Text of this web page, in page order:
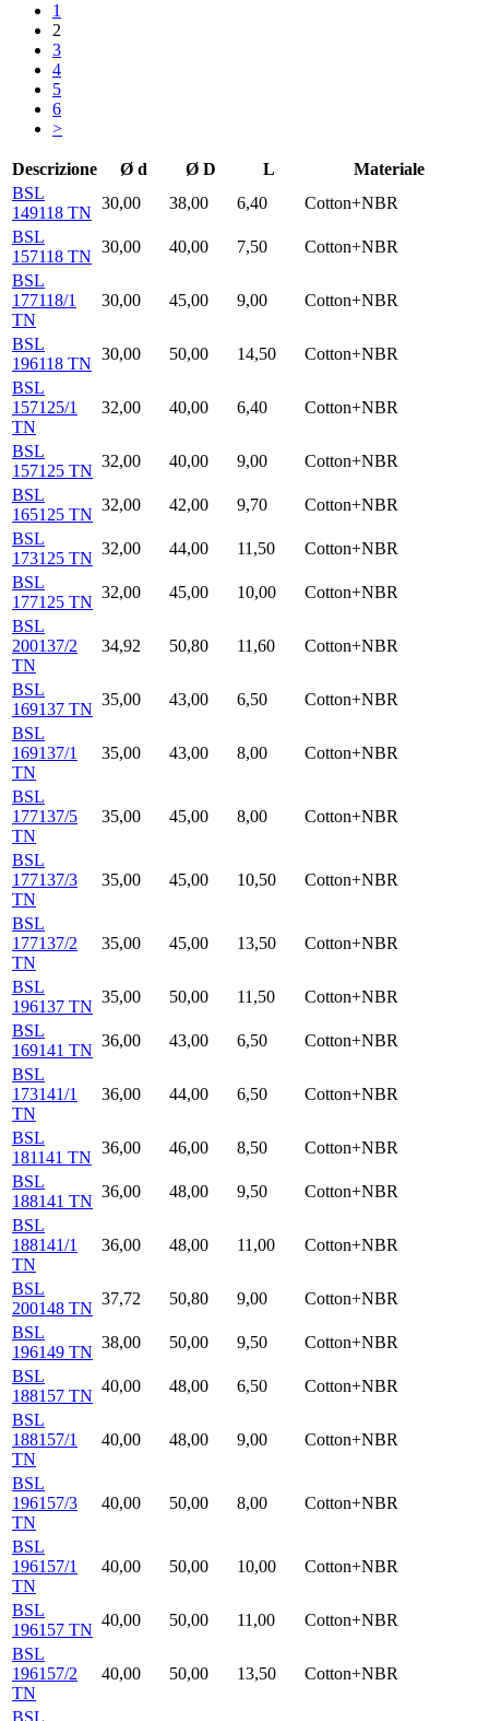
1
2
3
4
5
6
>
Descrizione Ø d Ø D L
Materiale
BSL
149118 TN
30,00 38,00 6,40
Cotton+NBR
BSL
157118 TN
30,00 40,00 7,50
Cotton+NBR
BSL
177118/1
TN
30,00 45,00 9,00 Cotton+NBR
BSL
196118 TN
30,00 50,00 14,50
Cotton+NBR
BSL
157125/1
TN
32,00 40,00 6,40 Cotton+NBR
BSL
157125 TN
32,00 40,00 9,00
Cotton+NBR
BSL
165125 TN
32,00 42,00 9,70
Cotton+NBR
BSL
173125 TN
32,00 44,00 11,50
Cotton+NBR
BSL
177125 TN
32,00 45,00 10,00
Cotton+NBR
BSL
200137/2
TN
34,92 50,80 11,60 Cotton+NBR
BSL
169137 TN
35,00 43,00 6,50
Cotton+NBR
BSL
169137/1
TN
35,00 43,00 8,00 Cotton+NBR
BSL
177137/5
TN
35,00 45,00 8,00 Cotton+NBR
BSL
177137/3
TN
35,00 45,00 10,50 Cotton+NBR
BSL
177137/2
TN
35,00 45,00 13,50 Cotton+NBR
BSL
196137 TN
35,00 50,00 11,50
Cotton+NBR
BSL
169141 TN
36,00 43,00 6,50
Cotton+NBR
BSL
173141/1
TN
36,00 44,00 6,50 Cotton+NBR
BSL
181141 TN
36,00 46,00 8,50
Cotton+NBR
BSL
188141 TN
36,00 48,00 9,50
Cotton+NBR
BSL
188141/1
TN
36,00 48,00 11,00 Cotton+NBR
BSL
200148 TN
37,72 50,80 9,00
Cotton+NBR
BSL
196149 TN
38,00 50,00 9,50
Cotton+NBR
BSL
188157 TN
40,00 48,00 6,50
Cotton+NBR
BSL
188157/1
TN
40,00 48,00 9,00 Cotton+NBR
BSL
196157/3
TN
40,00 50,00 8,00 Cotton+NBR
BSL
196157/1
TN
40,00 50,00 10,00 Cotton+NBR
BSL
196157 TN
40,00 50,00 11,00
Cotton+NBR
BSL
196157/2
TN
40,00 50,00 13,50 Cotton+NBR
BSL